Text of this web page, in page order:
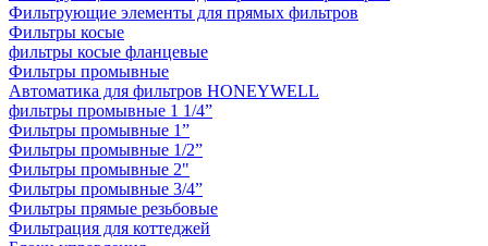
Фильтрующие элементы для прямых фильтров
Фильтры косые
фильтры косые фланцевые
Фильтры промывные
Автоматика для фильтров HONEYWELL
фильтры промывные 1 1/4”
Фильтры промывные 1”
Фильтры промывные 1/2”
Фильтры промывные 2"
Фильтры промывные 3/4”
Фильтры прямые резьбовые
Фильтрация для коттеджей